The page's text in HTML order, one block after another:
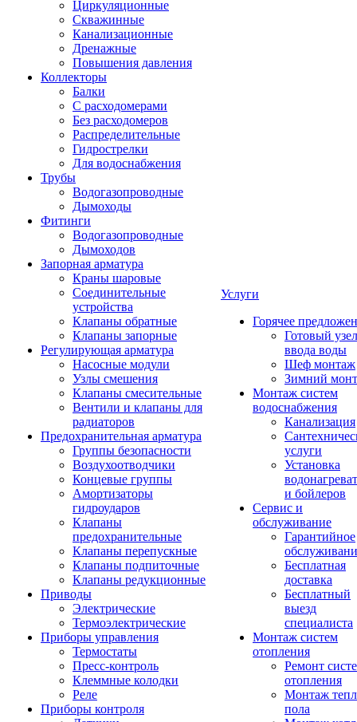
Циркуляционные
Скважинные
Канализационные
Дренажные
Повышения давления
Коллекторы
Балки
С расходомерами
Без расходомеров
Распределительные
Гидрострелки
Для водоснабжения
Трубы
Водогазопроводные
Дымоходы
Фитинги
Водогазопроводные
Дымоходов
Запорная арматура
Краны шаровые
Соединительные
устройства
Клапаны обратные
Клапаны запорные
Регулирующая арматура
Насосные модули
Узлы смешения
Клапаны смесительные
Вентили и клапаны для
радиаторов
Предохранительная арматура
Группы безопасности
Воздухоотводчики
Концевые группы
Амортизаторы
гидроударов
Клапаны
предохранительные
Клапаны перепускные
Клапаны подпиточные
Клапаны редукционные
Приводы
Электрические
Термоэлектрические
Приборы управления
Термостаты
Пресс-контроль
Клеммные колодки
Реле
Приборы контроля
Услуги
Горячее
Готовый узел
ввода воды
Шеф монтаж
Зимний
Монтаж систем
водоснабжения
Канализация
услуги
Установка
и бойлеров
Сервис и
обслуживание
Гарантийное
Бесплатная
доставка
Бесплатный
выезд
специалиста
Монтаж систем
отопления
Ремонт
отопления
Монтаж
пола